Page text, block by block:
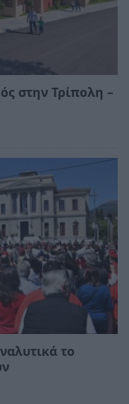
στην Τρίπολη –
το